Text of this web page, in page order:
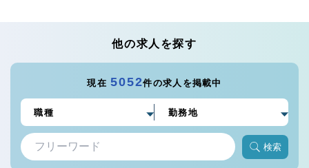
他の求人を探す
現在5052件の求人を掲載中
検索